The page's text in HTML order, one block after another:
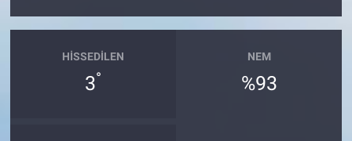
HISSEDILEN
3°
NEM
%93